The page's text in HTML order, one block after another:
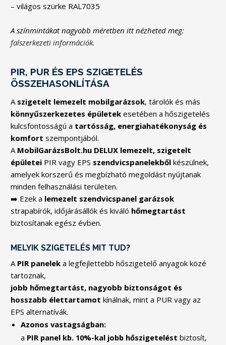
– világos szürke RAL7035
A színmintákat nagyobb méretben itt nézheted meg:
falszerkezeti információk.
PIR, PUR ÉS EPS SZIGETELÉS
ÖSSZEHASONLÍTÁSA
A szigetelt lemezelt mobilgarázsok, tárolók és más
könnyűszerkezetes épületek esetében a hőszigetelés
kulcsfontosságú a tartósság, energiahatékonyság és
komfort szempontjából.
A MobilGarázsBolt.hu DELUX lemezelt, szigetelt
épületei PIR vagy EPS szendvicspanelekből készülnek,
amelyek korszerű és megbízható megoldást nyújtanak
minden felhasználási területen.
➡️ Ezek a lemezelt szendvicspanel garázsok
strapabírók, időjárásállók és kiváló hőmegtartást
biztosítanak egész évben.
MELYIK SZIGETELÉS MIT TUD?
A PIR panelek a legfejlettebb hőszigetelő anyagok közé
tartoznak,
jobb hőmegtartást, nagyobb biztonságot és
hosszabb élettartamot kínálnak, mint a PUR vagy az
EPS alternatívák.
Azonos vastagságban:
a PIR panel kb. 10%-kal jobb hőszigetelést biztosít,